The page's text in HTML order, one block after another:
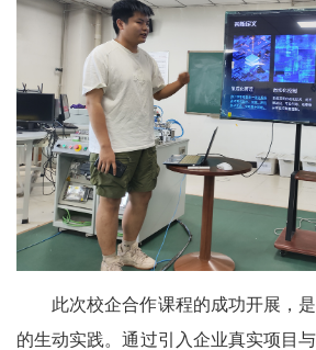
此次校企合作课程的成功开展，
的生动实践。通过引入企业真实项目